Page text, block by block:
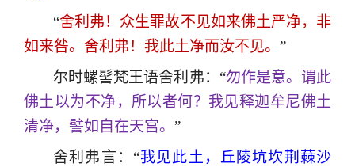
“舍利弗！众生罪故不见如来佛土严净，非
如来咎。舍利弗！我此土净而汝不见。 ”
尔时螺髻梵王语舍利弗：“勿作是意。谓此
佛土以为不净，所以者何？我见释迦牟尼佛土
清净，譬如自在天宫。 ”
舍利弗言：“我见此土，丘陵坑坎荆蕀沙